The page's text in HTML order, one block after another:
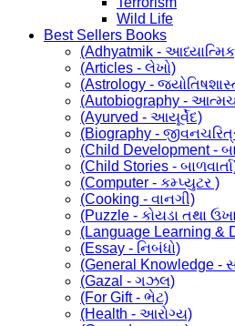
Wild Life
Best Sellers Books
(Adhyatmik -
(Articles - લેખો)
(Astrology -
(Autobiography -
(Ayurved - આયૂર્વેદ)
(Biography -
(Child Development -
(Child Stories -
(Computer - કમ્પ્યુટર )
(Cooking - વાનગી)
(Puzzle - કોયડા તથા
(Language Learning &
(Essay - નિબંધો)
(General Knowledge -
(Gazal - ગઝલ)
(For Gift - ભેટ)
(Health - આરોગ્ય)